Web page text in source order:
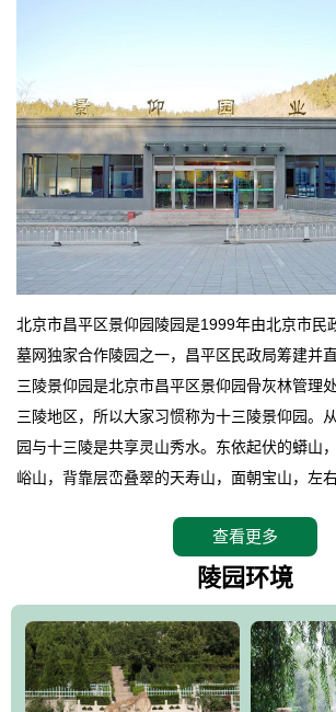
北京市昌平区景仰园陵园是1999年由北京市民
墓网独家合作陵园之一，昌平区民政局筹建并
三陵景仰园是北京市昌平区景仰园骨灰林管理
三陵地区，所以大家习惯称为十三陵景仰园。
园与十三陵是共享灵山秀水。东依起伏的蟒山
峪山，背靠层峦叠翠的天寿山，面朝宝山，左
座陵园地处天寿山的环抱之中，四周群山若封
天枫叶艳红欲滴，冬天银装素裹分外妖娆！南
赞叹："景仰园真乃浑然天成的人生后花园！"
盎然，既有山川大聚的龙脉气魄，又有藏风得
陵是世间稀有的地形宝地，也是我们让逝者回
查看更多
陵园环境